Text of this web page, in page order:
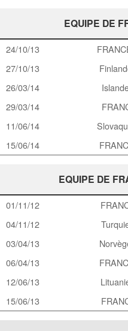
EQUIPE DE
24/10/13
27/10/13
26/03/14
29/03/14
11/06/14
15/06/14
EQUIPE DE
01/11/12
04/11/12
03/04/13
06/04/13
12/06/13
15/06/13